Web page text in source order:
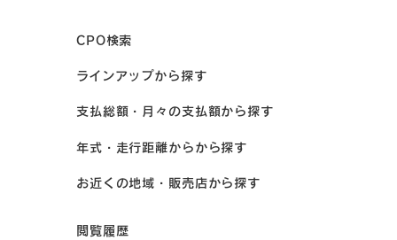
CPO検索
ラインアップから探す
支払総額・月々の支払額から探す
年式・走行距離からから探す
お近くの地域・販売店から探す
閲覧履歴